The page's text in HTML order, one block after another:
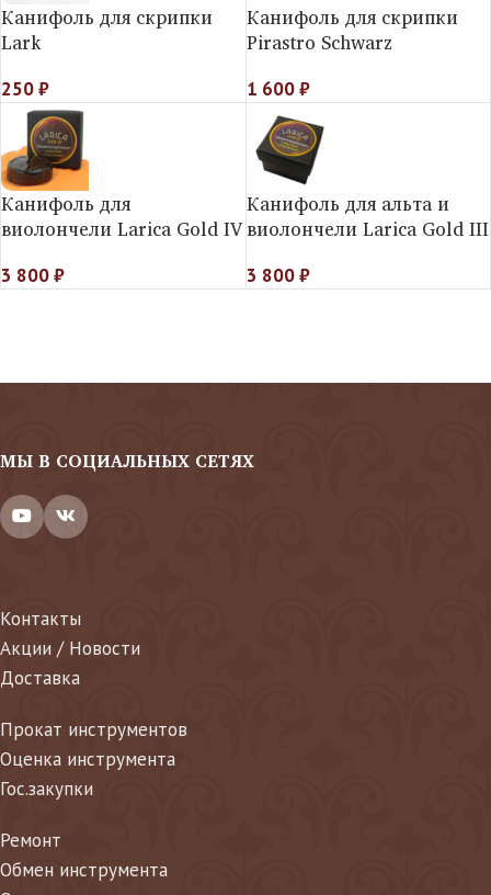
Канифоль для скрипки
Lark
250₽
Канифоль для скрипки
Pirastro Schwarz
1 600₽
Канифоль для
виолончели Larica Gold IV
3 800₽
Канифоль для альта и
виолончели Larica Gold III
3 800₽
МЫ В СОЦИАЛЬНЫХ СЕТЯХ
Контакты
Акции / Новости
Доставка
Прокат инструментов
Оценка инструмента
Гос.закупки
Ремонт
Обмен инструмента